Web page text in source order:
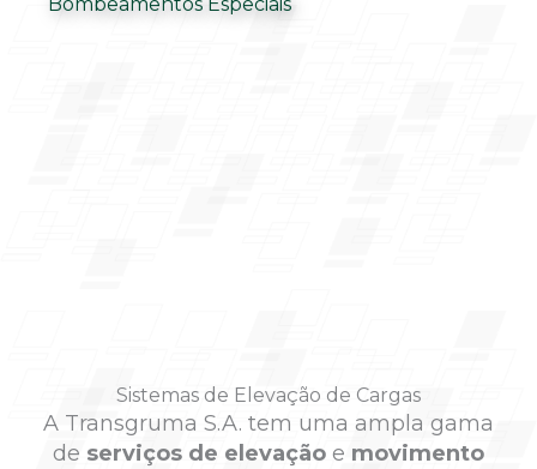
Sistemas de Elevação de Cargas
A Transgruma S.A. tem uma ampla gama
de serviços de elevação e movimento